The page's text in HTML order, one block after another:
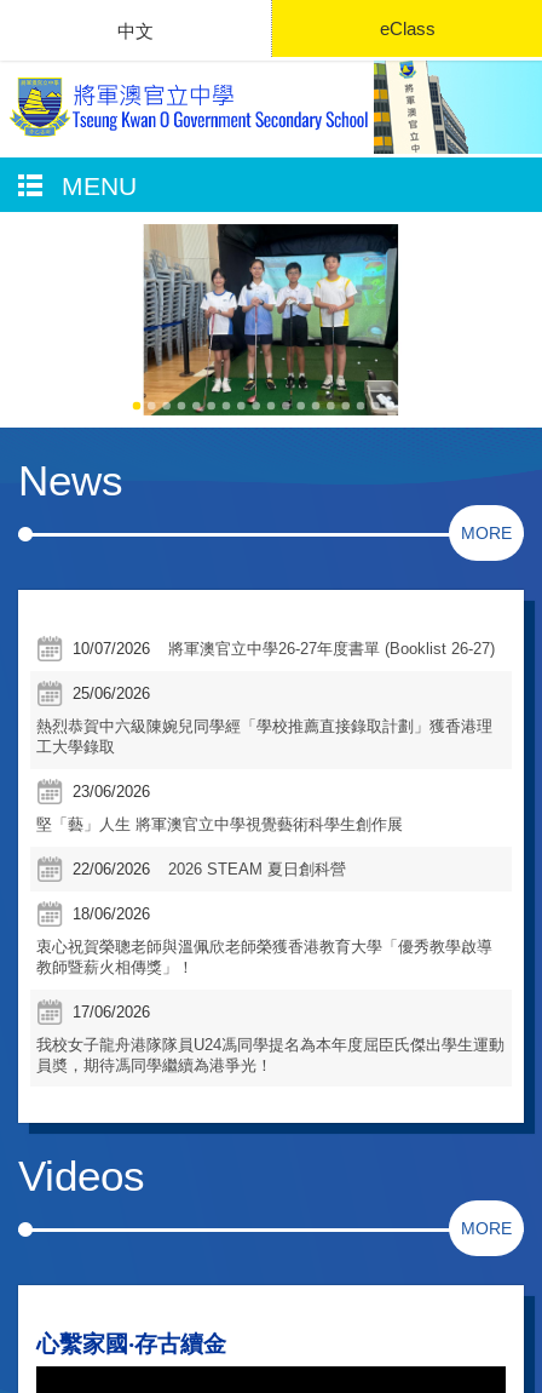
中文 eClass
MENU
News
MORE
10/07/2026 將軍澳官立中學26-27年度書單 (Booklist 26-27)
25/06/2026
熱烈恭賀中六級陳婉兒同學經「學校推薦直接錄取計劃」獲香港理
工大學錄取
23/06/2026
堅「藝」人生 將軍澳官立中學視覺藝術科學生創作展
22/06/2026 2026 STEAM 夏日創科營
18/06/2026
衷心祝賀榮聰老師與溫佩欣老師榮獲香港教育大學「優秀教學啟導
教師暨薪火相傳獎」！
17/06/2026
我校女子龍舟港隊隊員U24馮同學提名為本年度屈臣氏傑出學生運動
員奬，期待馮同學繼續為港爭光！
29/05/2026
衷心祝賀黃靜怡副校長榮獲第三屆「香港優秀師德師風獎評選」嘉
23/03/2026
23/03/2026
Videos
MORE
心繫家國‧存古續金